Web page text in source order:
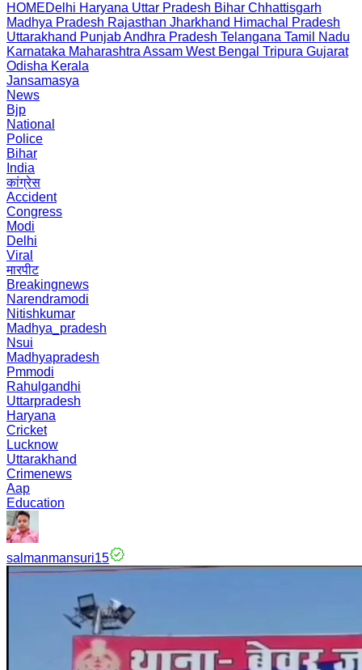
HOMEDelhi Haryana Uttar Pradesh Bihar Chhattisgarh
Madhya Pradesh Rajasthan Jharkhand Himachal Pradesh
Uttarakhand PunjabAndhra Pradesh Telangana Tamil Nadu
Karnataka Maharashtra Assam West Bengal Tripura Gujarat
Odisha Kerala
Jansamasya
News
Bjp
National
Police
Bihar
India
कांग्रेस
Accident
Congress
Modi
Delhi
Viral
मारपीट
Breakingnews
Narendramodi
Nitishkumar
Madhya_pradesh
Nsui
Madhyapradesh
Pmmodi
Rahulgandhi
Uttarpradesh
Haryana
Cricket
Lucknow
Uttarakhand
Crimenews
Aap
Education
salmanmansuri15